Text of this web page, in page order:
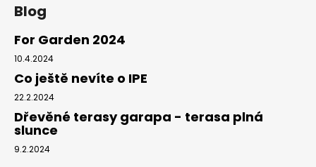
Blog
For Garden 2024
10.4.2024
Co ještě nevíte o IPE
22.2.2024
Dřevěné terasy garapa - terasa plná
slunce
9.2.2024